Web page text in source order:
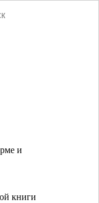
и
книги